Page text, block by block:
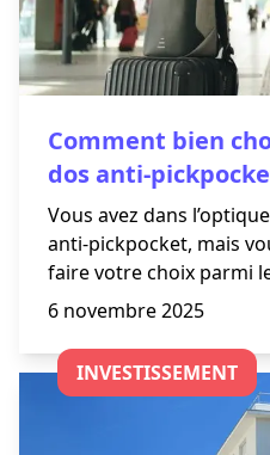
Comment bien
dos anti-
Vous avez dans
anti-pickpocket, mais
faire votre choix parmi
par Shopibox ?
6 novembre 2025
INVESTISSEMENT